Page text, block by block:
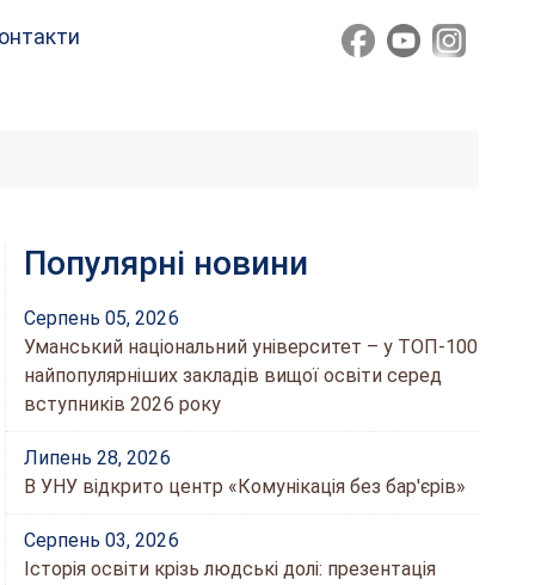
Популярні новини
Серпень 05, 2026
Уманський національний університет – у ТОП-100
найпопулярніших закладів вищої освіти серед
вступників 2026 року
Липень 28, 2026
В УНУ відкрито центр «Комунікація без бар'єрів»
Серпень 03, 2026
Історія освіти крізь людські долі: презентація